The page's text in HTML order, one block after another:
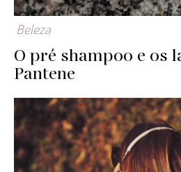
Beleza
O pré shampoo e os
Pantene